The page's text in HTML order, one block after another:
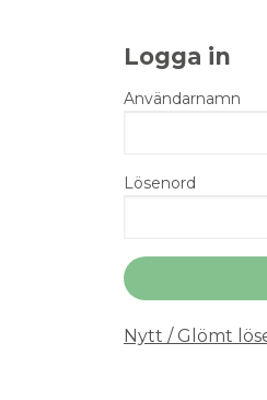
Logga in
Användarnamn
Lösenord
Nytt / Glömt